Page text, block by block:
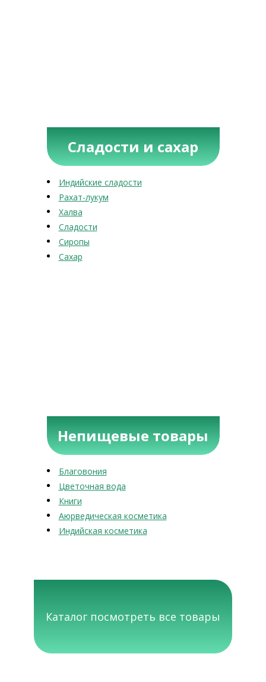
Сладости и сахар
Индийские сладости
Рахат-лукум
Халва
Сладости
Сиропы
Сахар
Непищевые товары
Благовония
Цветочная вода
Книги
Аюрведическая косметика
Индийская косметика
Каталог посмотреть все товары